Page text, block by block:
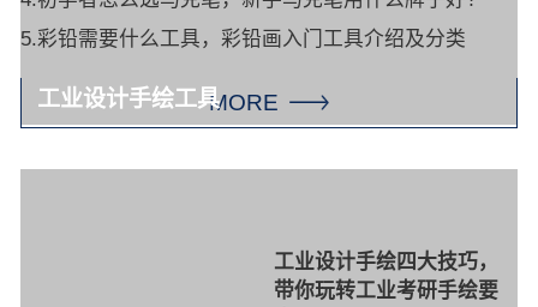
工业设计手绘工具
5.彩铅需要什么工具，彩铅画入门工具介绍及分类
MORE
工业设计手绘四大技巧，
带你玩转工业考研手绘要